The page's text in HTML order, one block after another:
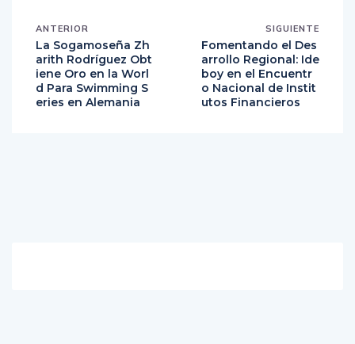
ANTERIOR
La Sogamoseña Zh
arith Rodríguez Obt
iene Oro en la Worl
d Para Swimming S
eries en Alemania
SIGUIENTE
Fomentando el Des
arrollo Regional: Ide
boy en el Encuentr
o Nacional de Instit
utos Financieros